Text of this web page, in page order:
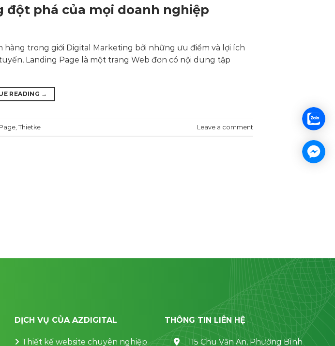
đột phá của mọi doanh nghiệp
hàng trong giới Digital Marketing bởi những ưu điểm và lợi ích
Landing Page là một trang Web đơn có nội dung tập
READING →
, Thietke Leave a comment
DỊCH VỤ CỦA AZDIGITAL
Thiết kế website chuyên nghiệp
THÔNG TIN LIÊN HỆ
115 Chu Văn An, Phường Bình